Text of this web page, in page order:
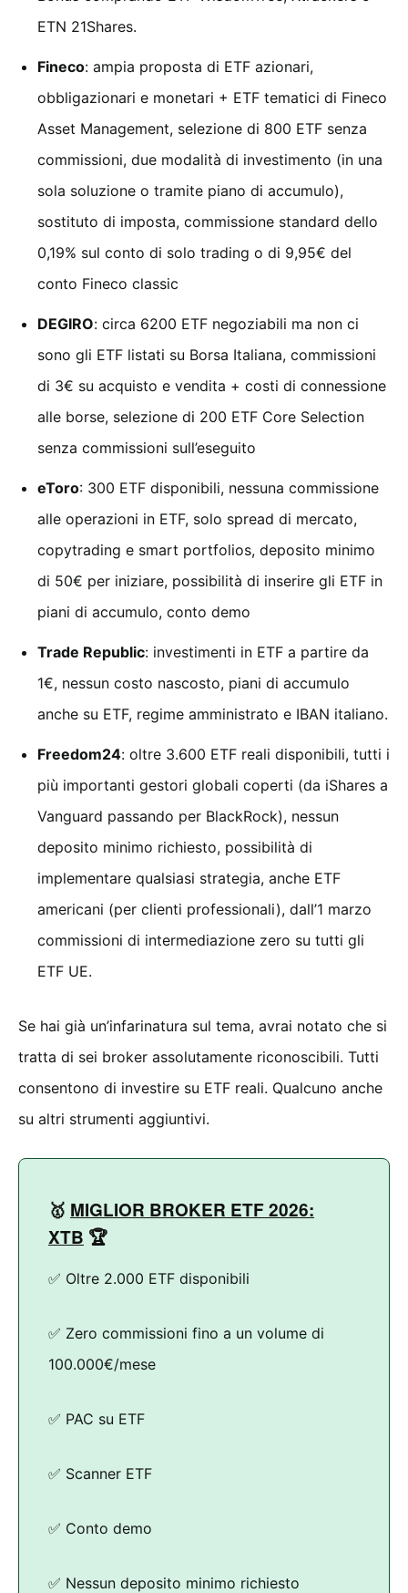
ETN 21Shares.
Fineco: ampia proposta di ETF azionari,
obbligazionari e monetari + ETF tematici di Fineco
Asset Management, selezione di 800 ETF senza
commissioni, due modalità di investimento (in una
sola soluzione o tramite piano di accumulo),
sostituto di imposta, commissione standard dello
0,19% sul conto di solo trading o di 9,95€ del
conto Fineco classic
DEGIRO: circa 6200 ETF negoziabili ma non ci
sono gli ETF listati su Borsa Italiana, commissioni
di 3€ su acquisto e vendita + costi di connessione
alle borse, selezione di 200 ETF Core Selection
senza commissioni sull’eseguito
eToro: 300 ETF disponibili, nessuna commissione
alle operazioni in ETF, solo spread di mercato,
copytrading e smart portfolios, deposito minimo
di 50€ per iniziare, possibilità di inserire gli ETF in
piani di accumulo, conto demo
Trade Republic: investimenti in ETF a partire da
1€, nessun costo nascosto, piani di accumulo
anche su ETF, regime amministrato e IBAN italiano.
Freedom24: oltre 3.600 ETF reali disponibili, tutti i
più importanti gestori globali coperti (da iShares a
Vanguard passando per BlackRock), nessun
deposito minimo richiesto, possibilità di
implementare qualsiasi strategia, anche ETF
americani (per clienti professionali), dall’1 marzo
commissioni di intermediazione zero su tutti gli
ETF UE.
Se hai già un’infarinatura sul tema, avrai notato che si
tratta di sei broker assolutamente riconoscibili. Tutti
consentono di investire su ETF reali. Qualcuno anche
su altri strumenti aggiuntivi.
🥇 MIGLIOR BROKER ETF 2026:
XTB 🏆
✅ Oltre 2.000 ETF disponibili
✅ Zero commissioni fino a un volume di
100.000€/mese
✅ PAC su ETF
✅ Scanner ETF
✅ Conto demo
✅ Nessun deposito minimo richiesto